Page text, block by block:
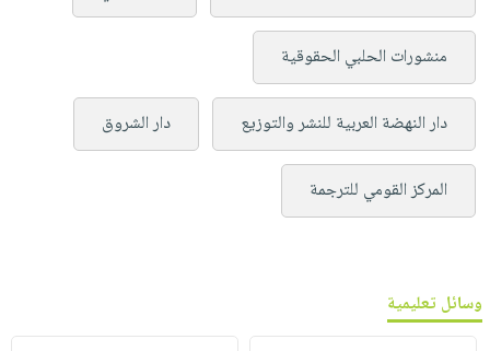
منشورات الحلبي الحقوقية
دار النهضة العربية للنشر والتوزيع دار الشروق
المركز القومي للترجمة
وسائل تعليمية